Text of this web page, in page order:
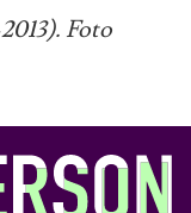
Foto